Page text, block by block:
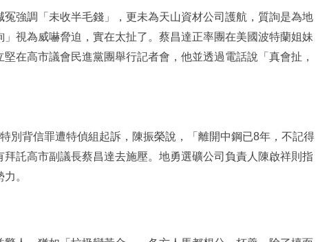
強調「未收半毛錢」，更未為天山資材公司護航，質詢是為地
視為威嚇脅迫，實在太扯了。蔡昌達正率團在美國波特蘭姐妹
在高市議會民進黨團舉行記者會，他並透過電話說「真會扯，
別 背信罪遭特偵組起訴，陳振榮說，「離開中鋼已8年，不記得
託高市副議長蔡昌達去施壓。地勇選礦公司負責人陳啟祥則指
。